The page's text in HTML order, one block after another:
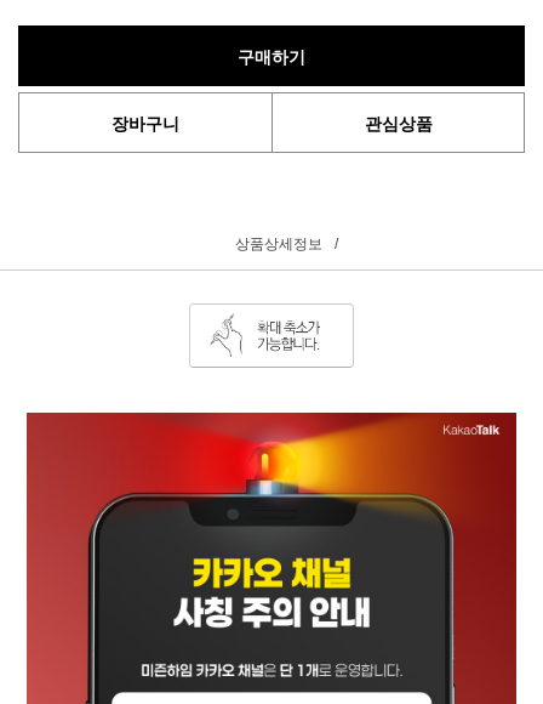
구매하기
장바구니 관심상품
상품상세정보